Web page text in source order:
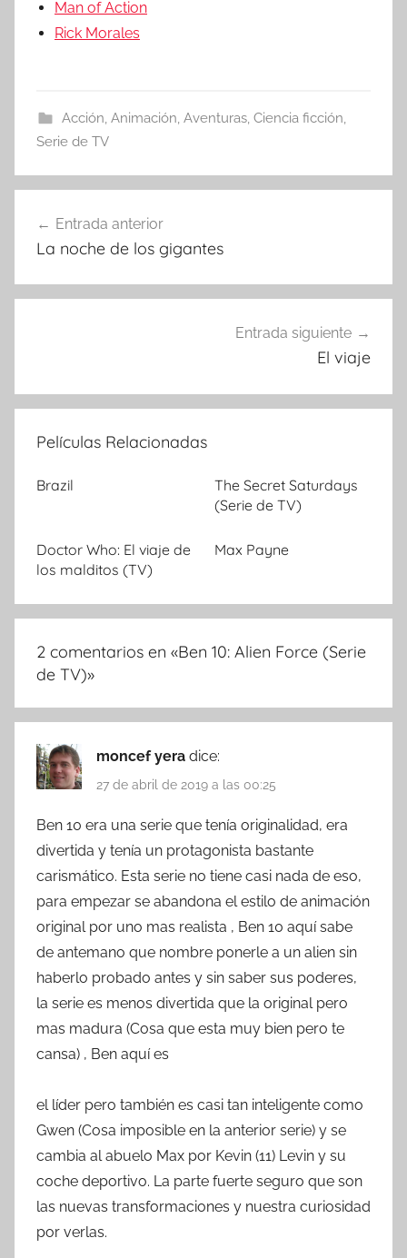
Man of Action
Rick Morales
Acción, Animación, Aventuras, Ciencia ficción,
Serie de TV
Navegación
de
entradas
Entrada anterior
La noche de los gigantes
Entrada siguiente
El viaje
Películas Relacionadas
Brazil
The Secret Saturdays
(Serie de TV)
Doctor Who: El viaje de
los malditos (TV)
Max Payne
2 comentarios en «Ben 10: Alien Force (Serie
de TV)»
moncef yera dice:
27 de abril de 2019 a las 00:25
Ben 10 era una serie que tenía originalidad, era
divertida y tenía un protagonista bastante
carismático. Esta serie no tiene casi nada de eso,
para empezar se abandona el estilo de animación
original por uno mas realista , Ben 10 aquí sabe
de antemano que nombre ponerle a un alien sin
haberlo probado antes y sin saber sus poderes,
la serie es menos divertida que la original pero
mas madura (Cosa que esta muy bien pero te
cansa) , Ben aquí es
el líder pero también es casi tan inteligente como
Gwen (Cosa imposible en la anterior serie) y se
cambia al abuelo Max por Kevin (11) Levin y su
coche deportivo. La parte fuerte seguro que son
las nuevas transformaciones y nuestra curiosidad
por verlas.